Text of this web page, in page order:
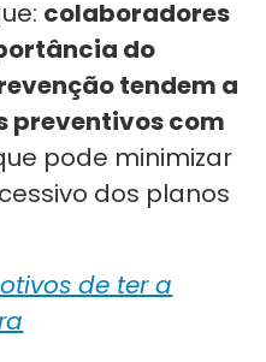
colaboradores
do
tendem a
preventivos com
pode minimizar
dos planos
de ter a